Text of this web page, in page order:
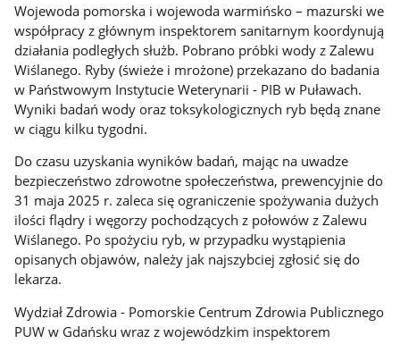
Wojewoda pomorska i wojewoda warmińsko – mazurski we
współpracy z głównym inspektorem sanitarnym koordynują
działania podległych służb. Pobrano próbki wody z Zalewu
Wiślanego. Ryby (świeże i mrożone) przekazano do badania
w Państwowym Instytucie Weterynarii - PIB w Puławach.
Wyniki badań wody oraz toksykologicznych ryb będą znane
w ciągu kilku tygodni.
Do czasu uzyskania wyników badań, mając na uwadze
bezpieczeństwo zdrowotne społeczeństwa, prewencyjnie do
31 maja 2025 r. zaleca się ograniczenie spożywania dużych
ilości flądry i węgorzy pochodzących z połowów z Zalewu
Wiślanego. Po spożyciu ryb, w przypadku wystąpienia
opisanych objawów, należy jak najszybciej zgłosić się do
lekarza.
Wydział Zdrowia - Pomorskie Centrum Zdrowia Publicznego
PUW w Gdańsku wraz z wojewódzkim inspektorem